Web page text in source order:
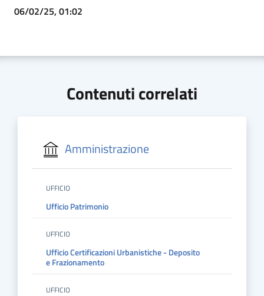
06/02/25, 01:02
Contenuti correlati
Amministrazione
UFFICIO
Ufficio Patrimonio
UFFICIO
Ufficio Certificazioni Urbanistiche - Deposito
e Frazionamento
UFFICIO